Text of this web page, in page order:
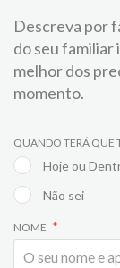
Descreva por
do seu familiar
melhor dos
momento.
QUANDO TERÁ QUE
Hoje ou
Não sei
NOME